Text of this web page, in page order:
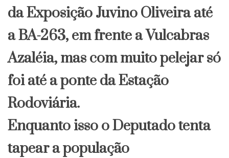
da Exposição Juvino Oliveira até
a BA-263, em frente a Vulcabras
Azaléia, mas com muito pelejar só
foi até a ponte da Estação
Rodoviária.
Enquanto isso o Deputado tenta
tapear a população